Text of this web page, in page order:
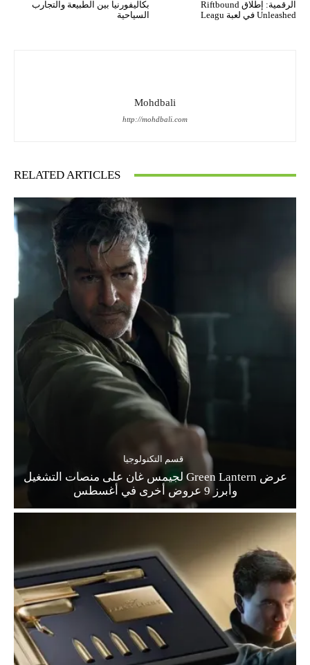
بكاليفورنيا بين الطبيعة والتجارب
السياحية
الرقمية: إطلاق Riftbound
Unleashed في لعبة Leagu
Mohdbali
http://mohdbali.com
RELATED ARTICLES
قسم التكنولوجيا
عرض Green Lantern لجيمس غان على منصات التشغيل
وأبرز 9 عروض أخرى في أغسطس